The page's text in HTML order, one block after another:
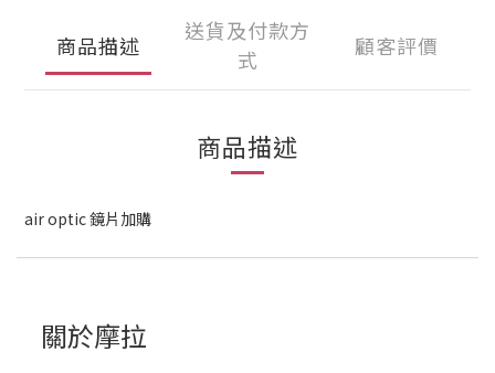
商品描述
送貨及付款方
式
顧客評價
商品描述
air optic 鏡片加購
關於摩拉